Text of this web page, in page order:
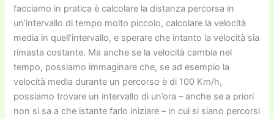
facciamo in pratica è calcolare la distanza percorsa in
un’intervallo di tempo molto piccolo, calcolare la velocità
media in quell’intervallo, e sperare che intanto la velocità sia
rimasta costante. Ma anche se la velocità cambia nel
tempo, possiamo immaginare che, se ad esempio la
velocità media durante un percorso è di 100 Km/h,
possiamo trovare un intervallo di un’ora – anche se a priori
non si sa a che istante farlo iniziare – in cui si siano percorsi